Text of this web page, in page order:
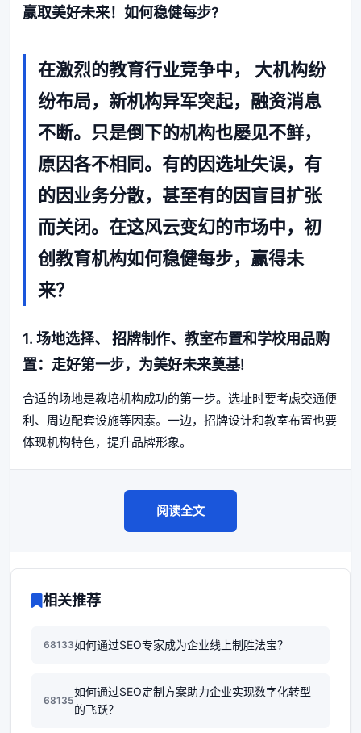
赢取美好未来！如何稳健每步?
在激烈的教育行业竞争中， 大机构纷
纷布局，新机构异军突起，融资消息
不断。只是倒下的机构也屡见不鲜，
原因各不相同。有的因选址失误，有
的因业务分散，甚至有的因盲目扩张
而关闭。在这风云变幻的市场中，初
创教育机构如何稳健每步，赢得未
来？
1. 场地选择、 招牌制作、教室布置和学校用品购
置：走好第一步，为美好未来奠基!
合适的场地是教培机构成功的第一步。选址时要考虑交通便
利、周边配套设施等因素。一边，招牌设计和教室布置也要
体现机构特色，提升品牌形象。
阅读全文
相关推荐
68133如何通过SEO专家成为企业线上制胜法宝？
68135
如何通过SEO定制方案助力企业实现数字化转型
的飞跃？